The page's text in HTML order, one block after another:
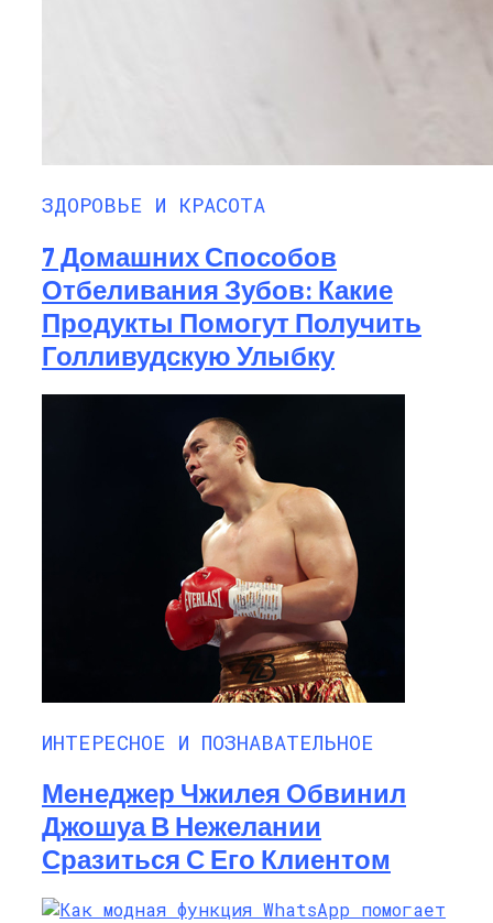
ЗДОРОВЬЕ И КРАСОТА
7 Домашних Способов
Отбеливания Зубов: Какие
Продукты Помогут Получить
Голливудскую Улыбку
ИНТЕРЕСНОЕ И ПОЗНАВАТЕЛЬНОЕ
Менеджер Чжилея Обвинил
Джошуа В Нежелании
Сразиться С Его Клиентом